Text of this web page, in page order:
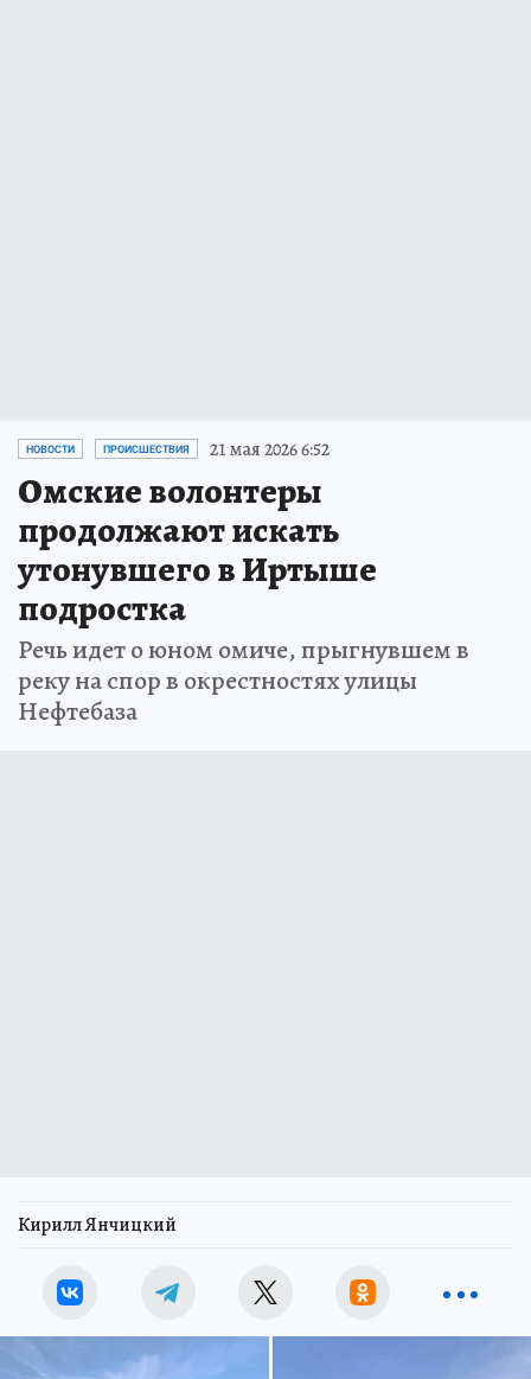
НОВОСТИ ПРОИСШЕСТВИЯ 21 мая 2026 6:52
Омские волонтеры
продолжают искать
утонувшего в Иртыше
подростка
Речь идет о юном омиче, прыгнувшем в
реку на спор в окрестностях улицы
Нефтебаза
Кирилл Янчицкий